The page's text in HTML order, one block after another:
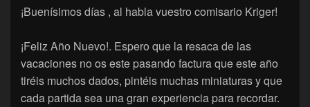
¡Buenísimos días , al habla vuestro comisario Kriger!
¡Feliz Año Nuevo!. Espero que la resaca de las
vacaciones no os este pasando factura que este año
tiréis muchos dados, pintéis muchas miniaturas y que
cada partida sea una gran experiencia para recordar.